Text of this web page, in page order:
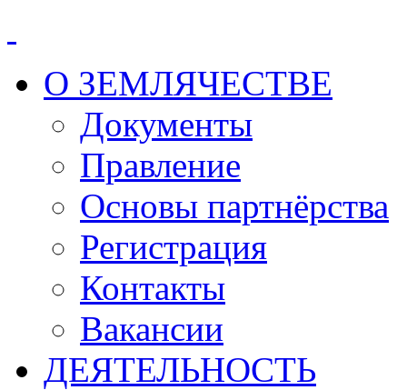
О ЗЕМЛЯЧЕСТВЕ
Документы
Правление
Основы партнёрства
Регистрация
Контакты
Вакансии
ДЕЯТЕЛЬНОСТЬ